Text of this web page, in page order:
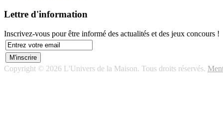
Lettre d'information
Inscrivez-vous pour être informé des actualités et des jeux concours !
Copyright © 2026 L'Univers de la Maison. Tous droits réservés.